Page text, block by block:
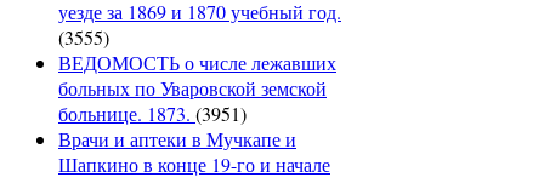
уезде за 1869 и 1870 учебный год.
(3555)
ВЕДОМОСТЬ о числе лежавших
больных по Уваровской земской
больнице. 1873. (3951)
Врачи и аптеки в Мучкапе и
Шапкино в конце 19-го и начале